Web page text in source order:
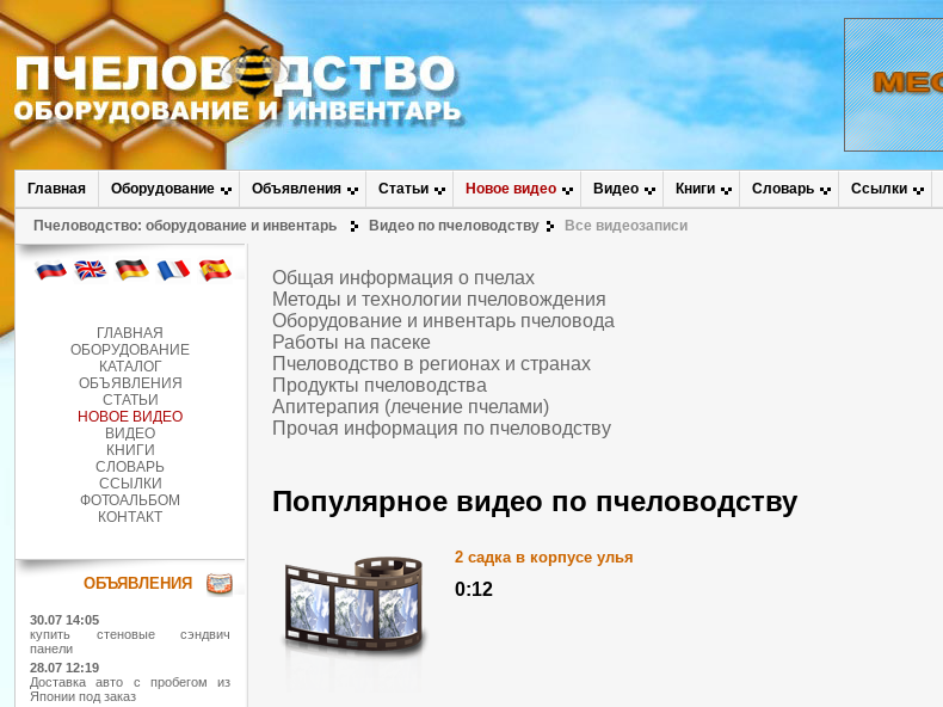
Главная Оборудование Объявления Статьи Новое видео Видео Книги Словарь Ссылки
Пчеловодство: оборудование и инвентарь Видео по пчеловодству Все видеозаписи
ГЛАВНАЯ
ОБОРУДОВАНИЕ
КАТАЛОГ
ОБЪЯВЛЕНИЯ
СТАТЬИ
НОВОЕ ВИДЕО
ВИДЕО
КНИГИ
СЛОВАРЬ
ССЫЛКИ
ФОТОАЛЬБОМ
КОНТАКТ
ОБЪЯВЛЕНИЯ
30.07 14:05
купить стеновые сэндвич
панели
28.07 12:19
Доставка авто с пробегом из
Японии под заказ
Общая информация о пчелах
Методы и технологии пчеловождения
Оборудование и инвентарь пчеловода
Работы на пасеке
Пчеловодство в регионах и странах
Продукты пчеловодства
Апитерапия (лечение пчелами)
Прочая информация по пчеловодству
Популярное видео по пчеловодству
2 садка в корпусе улья
0:12